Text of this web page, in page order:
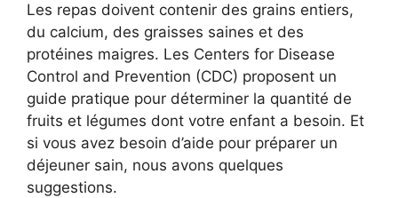
Les repas doivent contenir des grains entiers,
du calcium, des graisses saines et des
protéines maigres. Les Centers for Disease
Control and Prevention (CDC) proposent un
guide pratique pour déterminer la quantité de
fruits et légumes dont votre enfant a besoin. Et
si vous avez besoin d’aide pour préparer un
déjeuner sain, nous avons quelques
suggestions.